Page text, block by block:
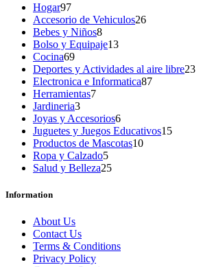
Hogar9797
productos
Accesorio de Vehiculos2626
Bebes y Niños88
productos
Bolso y Equipaje1313
Cocina6969
productos
Deportes y Actividades al aire libre2323
Electronica e Informatica8787
Herramientas77
Jardineria33
productos
Joyas y Accesorios66
productos
Juguetes y Juegos Educativos1515
Productos de Mascotas1010
Ropa y Calzado55
productos
Salud y Belleza2525
Information
About Us
Contact Us
Terms & Conditions
Privacy Policy